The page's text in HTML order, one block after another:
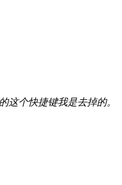
个快捷键我是去掉的。